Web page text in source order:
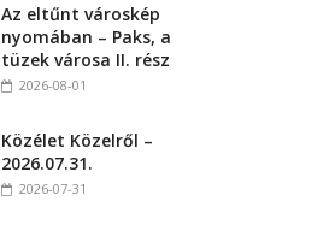
Az eltűnt városkép
nyomában – Paks, a
tüzek városa II. rész
2026-08-01
Közélet Közelről –
2026.07.31.
2026-07-31